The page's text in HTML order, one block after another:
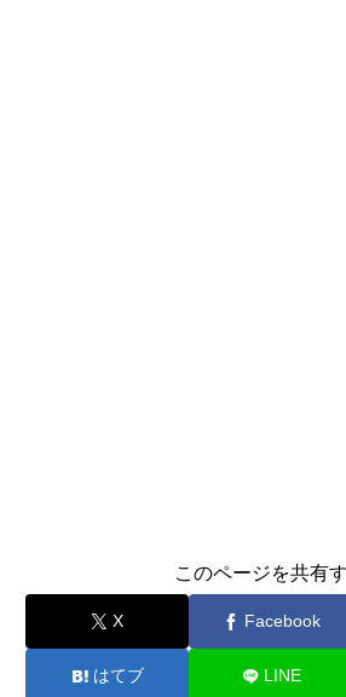
このページを共有
X Facebook
はてブ LINE